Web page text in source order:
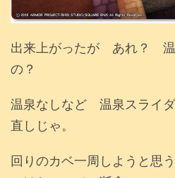
出来上がったが あれ？ 温
の？
温泉なしなど 温泉スライ
直しじゃ。
回りのカベ一周しようと思